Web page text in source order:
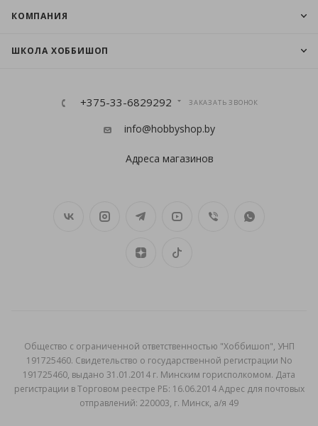
КОМПАНИЯ
ШКОЛА ХОББИШОП
+375-33-6829292 ЗАКАЗАТЬ ЗВОНОК
info@hobbyshop.by
Адреса магазинов
Общеcтво с ограниченной ответственностью "Хоббишоп", УНП
191725460. Свидетельство о государственной регистрации No
191725460, выдано 31.01.2014 г. Минским горисполкомом. Дата
регистрации в Торговом реестре РБ: 16.06.2014 Адрес для почтовых
отправлений: 220003, г. Минск, а/я 49